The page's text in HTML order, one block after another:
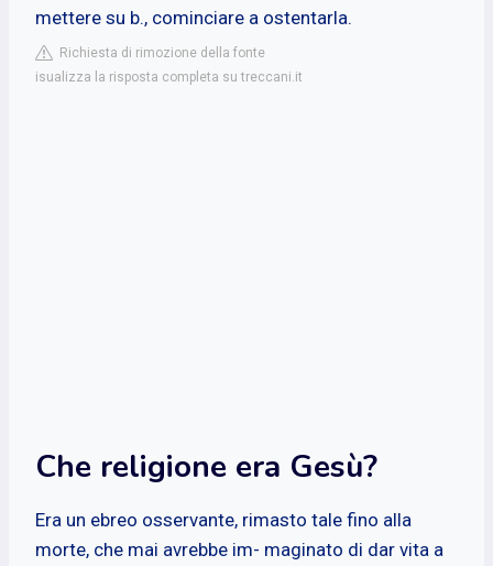
mettere su b., cominciare a ostentarla.
Richiesta di rimozione della fonte
isualizza la risposta completa su treccani.it
Che religione era Gesù?
Era un ebreo osservante, rimasto tale fino alla
morte, che mai avrebbe im- maginato di dar vita a